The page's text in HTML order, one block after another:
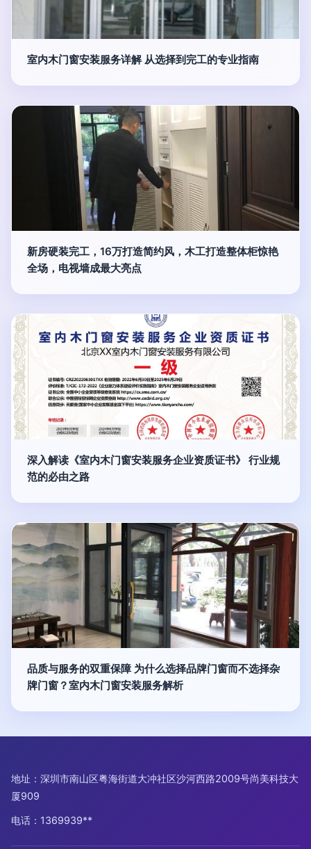
室内木门窗安装服务详解 从选择到完工的专业指南
新房硬装完工，16万打造简约风，木工打造整体柜惊艳
全场，电视墙成最大亮点
深入解读《室内木门窗安装服务企业资质证书》 行业规
范的必由之路
品质与服务的双重保障 为什么选择品牌门窗而不选择杂
牌门窗？室内木门窗安装服务解析
地址：深圳市南山区粤海街道大冲社区沙河西路2009号尚美科技大
厦909
电话：1369939**